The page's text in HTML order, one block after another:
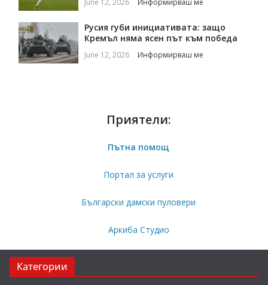
June 12, 2026 Информирваш ме
Русия губи инициативата: защо
Кремъл няма ясен път към победа
June 12, 2026 Информирваш ме
Приятели:
Пътна помощ
Портал за услуги
Български дамски пуловери
Аркиба Студио
Категории